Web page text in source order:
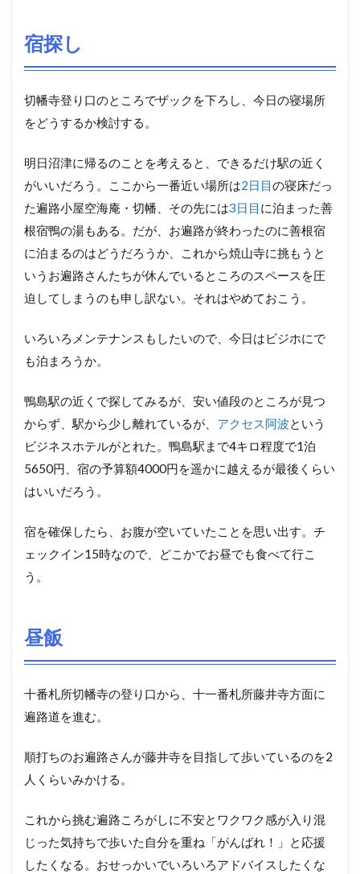
宿探し
切幡寺登り口のところでザックを下ろし、今日の寝場所
をどうするか検討する。
明日沼津に帰るのことを考えると、できるだけ駅の近く
がいいだろう。ここから一番近い場所は2日目の寝床だっ
た遍路小屋空海庵・切幡、その先には3日目 に泊まった善
根宿鴨の湯もある。だが、お遍路が終わったのに善根宿
に泊まるのはどうだろうか、これから焼山寺に挑もうと
いうお遍路さんたちが休んでいるところのスペースを圧
迫してしまうのも申し訳ない。それはやめておこう。
いろいろメンテナンスもしたいので、今日はビジホにで
も泊まろうか。
鴨島駅の近くで探してみるが、安い値段のところが見つ
からず、駅から少し離れているが、 アクセス阿波という
ビジネスホテルがとれた。鴨島駅まで4キロ程度で1泊
5650円、宿の予算額4000円を遥かに越えるが最後くらい
はいいだろう。
宿を確保したら、お腹が空いていたことを思い出す。チ
ェックイン15時なので、どこかでお昼でも食べて行こ
う。
昼飯
十番札所切幡寺の登り口から、十一番札所藤井寺方面に
遍路道を進む。
順打ちのお遍路さんが藤井寺を目指して歩いているのを2
人くらいみかける。
これから挑む遍路ころがしに不安とワクワク感が入り混
じった気持ちで歩いた自分を重ね「がんばれ！」と応援
したくなる。おせっかいでいろいろアドバイスしたくな